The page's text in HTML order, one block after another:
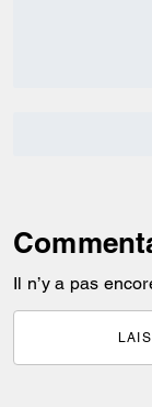
Il n’y a pas